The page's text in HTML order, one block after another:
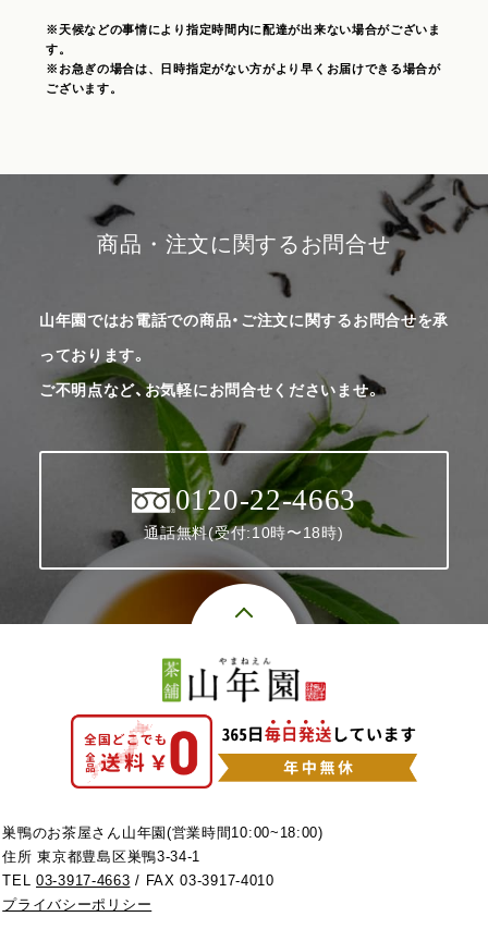
※天候などの事情により指定時間内に配達が出来ない場合がございま
す。
※お急ぎの場合は、日時指定がない方がより早くお届けできる場合が
ございます。
商品・注文に関するお問合せ
山年園ではお電話での商品・ご注文に関するお問合せを承
っております。
ご不明点など、お気軽にお問合せくださいませ。
0120-22-4663
通話無料(受付:10時〜18時)
巣鴨のお茶屋さん山年園(営業時間10:00~18:00)
住所 東京都豊島区巣鴨3-34-1
TEL03-3917-4663 / FAX 03-3917-4010
プライバシーポリシー